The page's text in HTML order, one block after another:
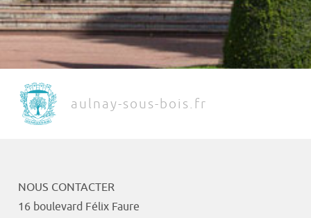
aulnay-sous-bois.fr
NOUS CONTACTER
16 boulevard Félix Faure